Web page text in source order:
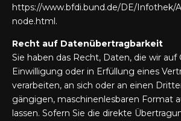
https://www.bfdi.bund.de/DE/Infothek/
node.html.
Recht auf Datenübertragbarkeit
Sie haben das Recht, Daten, die wir auf
Einwilligung oder in Erfüllung eines
verarbeiten, an sich oder an einen
gängigen, maschinenlesbaren Format
lassen. Sofern Sie die direkte